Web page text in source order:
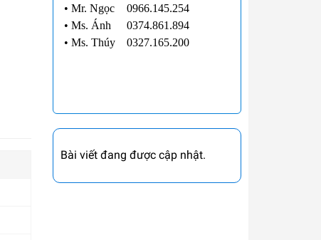
• Mr. Ngọc
0966.145.254
• Ms. Ánh
0374.861.894
• Ms. Thúy 0327.165.200
Bài viết đang được cập nhật.